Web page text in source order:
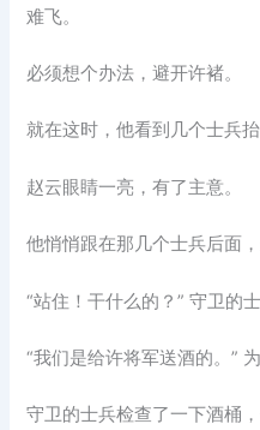
难飞。
必须想个办法，避开许褚。
就在这时，他看到几个士兵
赵云眼睛一亮，有了主意。
他悄悄跟在那几个士兵后面
“站住！干什么的？” 守卫的
“我们是给许将军送酒的。”
守卫的士兵检查了一下酒桶